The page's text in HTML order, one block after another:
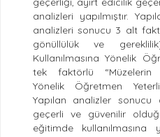
analizleri yapılmıştır.
analizleri sonucu 3 alt
gönüllülük ve
Kullanılmasına Yönelik
tek faktörlü “Müzelerin
Yönelik Öğretmen
Yapılan analizler
geçerli ve güvenilir
eğitimde